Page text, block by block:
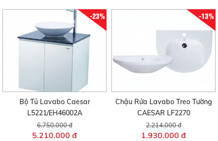
-23%
Bộ Tủ Lavabo Caesar
L5221/EH46002A
6.750.000 đ
5.210.000 đ
-13%
Chậu Rửa Lavabo Treo Tường
CAESAR LF2270
2.214.000 đ
1.930.000 đ